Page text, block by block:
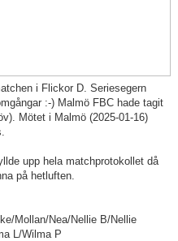
i Flickor D. Seriesegern
:-) Malmö FBC hade tagit
Mötet i Malmö (2025-01-16)
upp hela matchprotokollet då
på hetluften.
Mollan/Nea/Nellie B/Nellie
L/Wilma P